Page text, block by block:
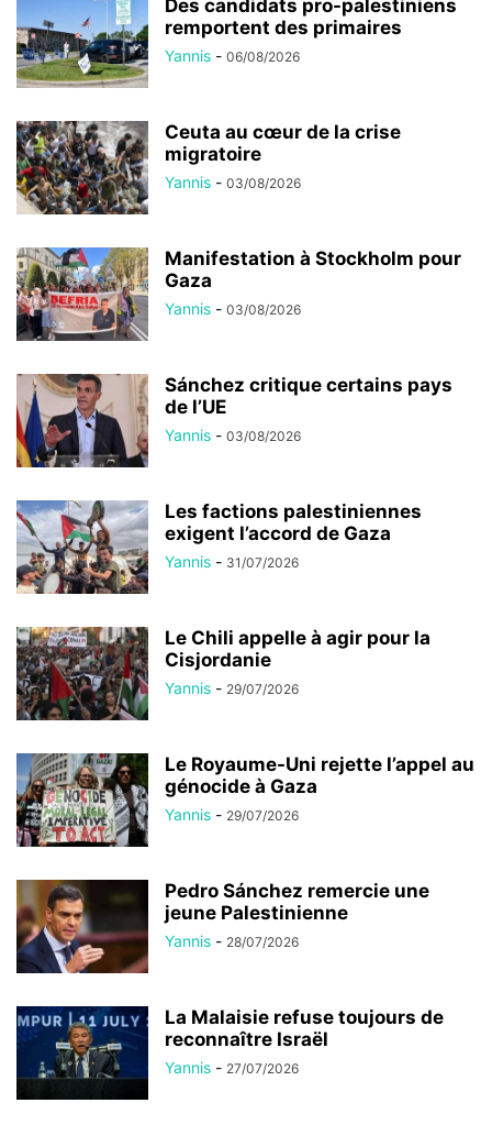
Des candidats pro-palestiniens
remportent des primaires
Yannis - 06/08/2026
Ceuta au cœur de la crise
migratoire
Yannis - 03/08/2026
Manifestation à Stockholm pour
Gaza
Yannis - 03/08/2026
Sánchez critique certains pays
de l’UE
Yannis - 03/08/2026
Les factions palestiniennes
exigent l’accord de Gaza
Yannis - 31/07/2026
Le Chili appelle à agir pour la
Cisjordanie
Yannis - 29/07/2026
Le Royaume-Uni rejette l’appel au
génocide à Gaza
Yannis - 29/07/2026
Pedro Sánchez remercie une
jeune Palestinienne
Yannis - 28/07/2026
La Malaisie refuse toujours de
reconnaître Israël
Yannis - 27/07/2026